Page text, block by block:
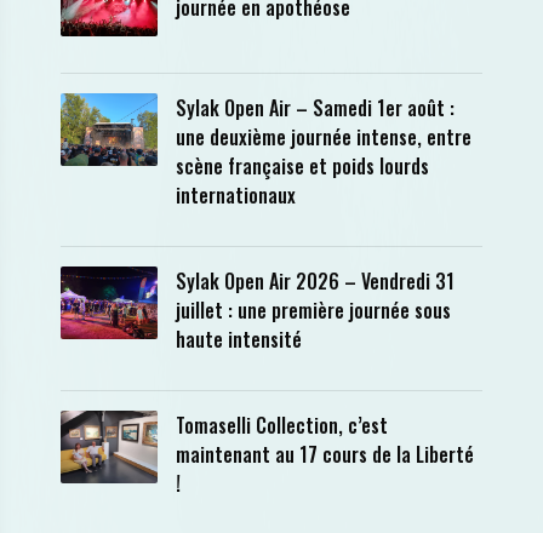
journée en apothéose
Sylak Open Air – Samedi 1er août :
une deuxième journée intense, entre
scène française et poids lourds
internationaux
Sylak Open Air 2026 – Vendredi 31
juillet : une première journée sous
haute intensité
Tomaselli Collection, c’est
maintenant au 17 cours de la Liberté
!